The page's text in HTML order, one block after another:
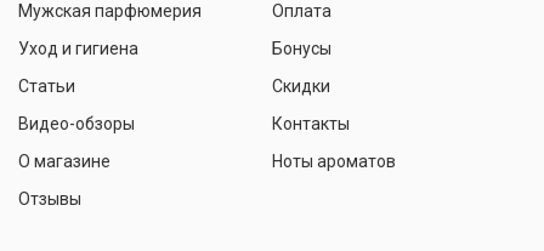
Мужская парфюмерия
Уход и гигиена
Статьи
Видео-обзоры
О магазине
Отзывы
Оплата
Бонусы
Скидки
Контакты
Ноты ароматов